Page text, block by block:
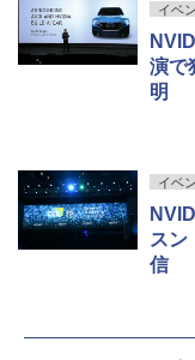
イベ
演で
明
イベ
スン
信